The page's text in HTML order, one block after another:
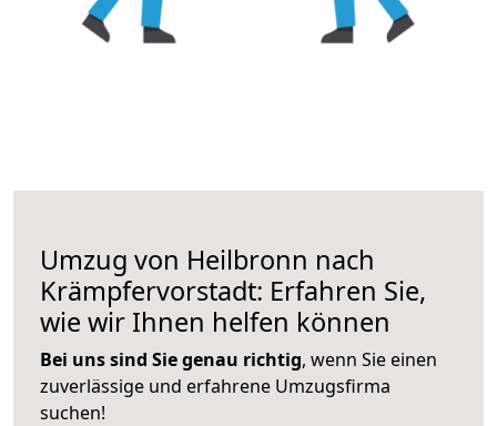
Umzug von Heilbronn nach
Krämpfervorstadt: Erfahren Sie,
wie wir Ihnen helfen können
Bei uns sind Sie genau richtig, wenn Sie einen
zuverlässige und erfahrene Umzugsfirma
suchen!